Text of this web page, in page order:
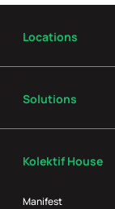
Kolektif House
Manifest
Locations
Solutions